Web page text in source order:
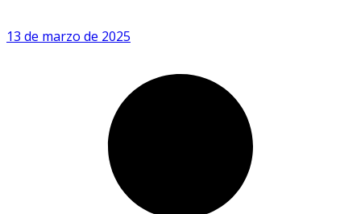
13 de marzo de 2025